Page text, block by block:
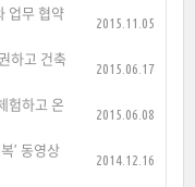
업무 협약
2015.11.05
하고 건축
2015.06.17
험하고 온
2015.06.08
’ 동영상
2014.12.16